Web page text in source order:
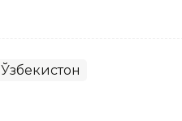
Ўзбекистон